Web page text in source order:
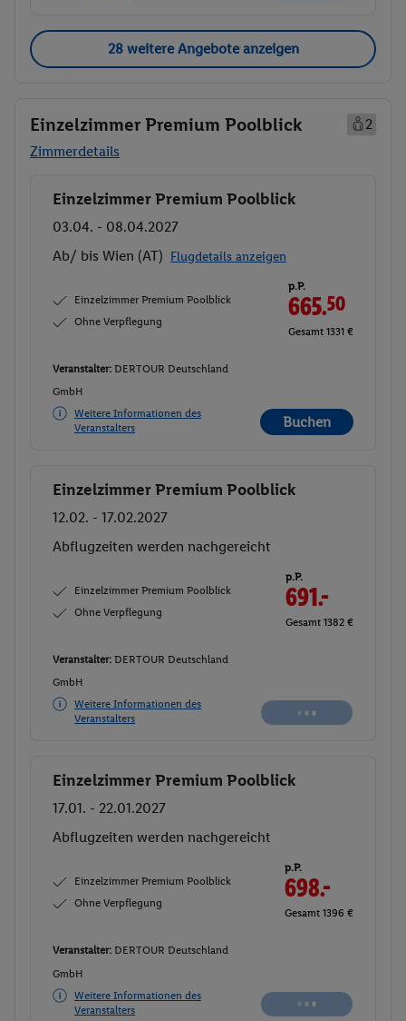
28 weitere Angebote anzeigen
Einzelzimmer Premium Poolblick
2
Zimmerdetails
Buchen
Einzelzimmer Premium Poolblick
03.04. - 08.04.2027
Ab/ bis Wien (AT) Flugdetails anzeigen
Einzelzimmer Premium Poolblick
Ohne Verpflegung
p.P.
665.50
Gesamt 1331 €
Veranstalter: DERTOUR Deutschland
GmbH
Weitere Informationen des
Veranstalters
Buchen
Buchen
Einzelzimmer Premium Poolblick
12.02. - 17.02.2027
Abflugzeiten werden nachgereicht
Einzelzimmer Premium Poolblick
Ohne Verpflegung
p.P.
691.-
Gesamt 1382 €
Veranstalter: DERTOUR Deutschland
GmbH
Weitere Informationen des
Veranstalters
Buchen
Einzelzimmer Premium Poolblick
17.01. - 22.01.2027
Abflugzeiten werden nachgereicht
Einzelzimmer Premium Poolblick
Ohne Verpflegung
p.P.
698.-
Gesamt 1396 €
Veranstalter: DERTOUR Deutschland
GmbH
Weitere Informationen des
Veranstalters